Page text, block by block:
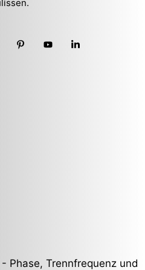
Phase, Trennfrequenz und